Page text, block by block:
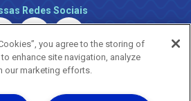
Redes Sociais
you agree to the storing of
enhance site navigation, analyze
our marketing efforts.